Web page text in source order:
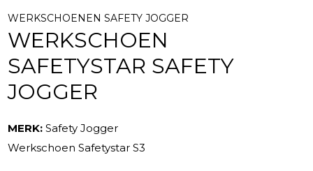
WERKSCHOENEN SAFETY JOGGER
WERKSCHOEN
SAFETYSTAR SAFETY
JOGGER
MERK: Safety Jogger
Werkschoen Safetystar S3